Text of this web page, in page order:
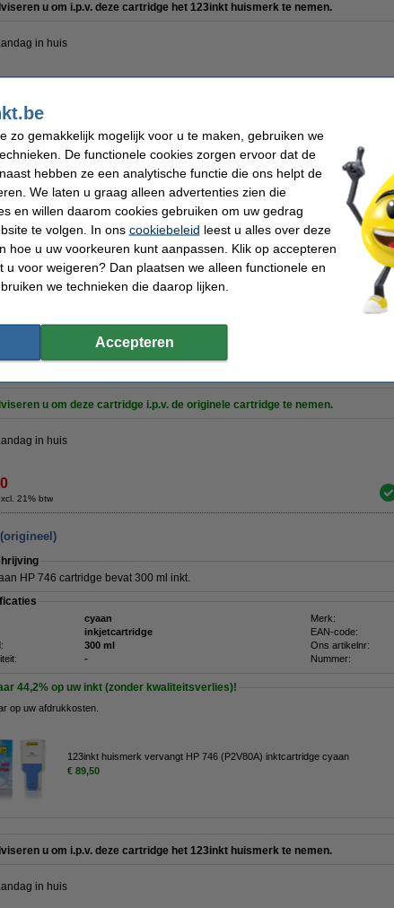
u om i.p.v. deze cartridge het 123inkt huismerk te nemen.
in huis
inktcartridge chromatic red
44,2%op uw inkt (zonder kwaliteitsverlies)!
huismerkcartridge chromatic red.
300ml(dus hetzelfde als het origineel).
dan het origineel en in verhouding dus ........... stukken goedkoper !!!
300 ml
-
u om deze cartridge i.p.v. de originele cartridge te nemen.
in huis
21% btw
HP 746 cartridge bevat 300 ml inkt.
cyaan Merk:
inkjetcartridge EAN-code:
300 ml Ons artikelnr:
- Nummer:
44,2% op uw inkt (zonder kwaliteitsverlies)!
op uw afdrukkosten.
123inkt huismerk vervangt HP 746 (P2V80A) inktcartridge cyaan
€ 89,50
u om i.p.v. deze cartridge het 123inkt huismerk te nemen.
in huis
zo gemakkelijk mogelijk voor u te maken, gebruiken we
De functionele cookies zorgen ervoor dat de
hebben ze een analytische functie die ons helpt de
We laten u graag alleen advertenties zien die
en willen daarom cookies gebruiken om uw gedrag
te volgen. In ons cookiebeleid leest u alles over deze
hoe u uw voorkeuren kunt aanpassen. Klik op accepteren
u voor weigeren? Dan plaatsen we alleen functionele en
we technieken die daarop lijken.
Accepteren